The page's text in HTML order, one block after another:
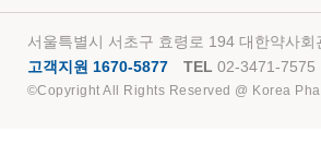
서울특별시 서초구 효령로 194 대한약사
고객지원 1670-5877
TEL 02-3471-7575
©Copyright All Rights Reserved @ Korea